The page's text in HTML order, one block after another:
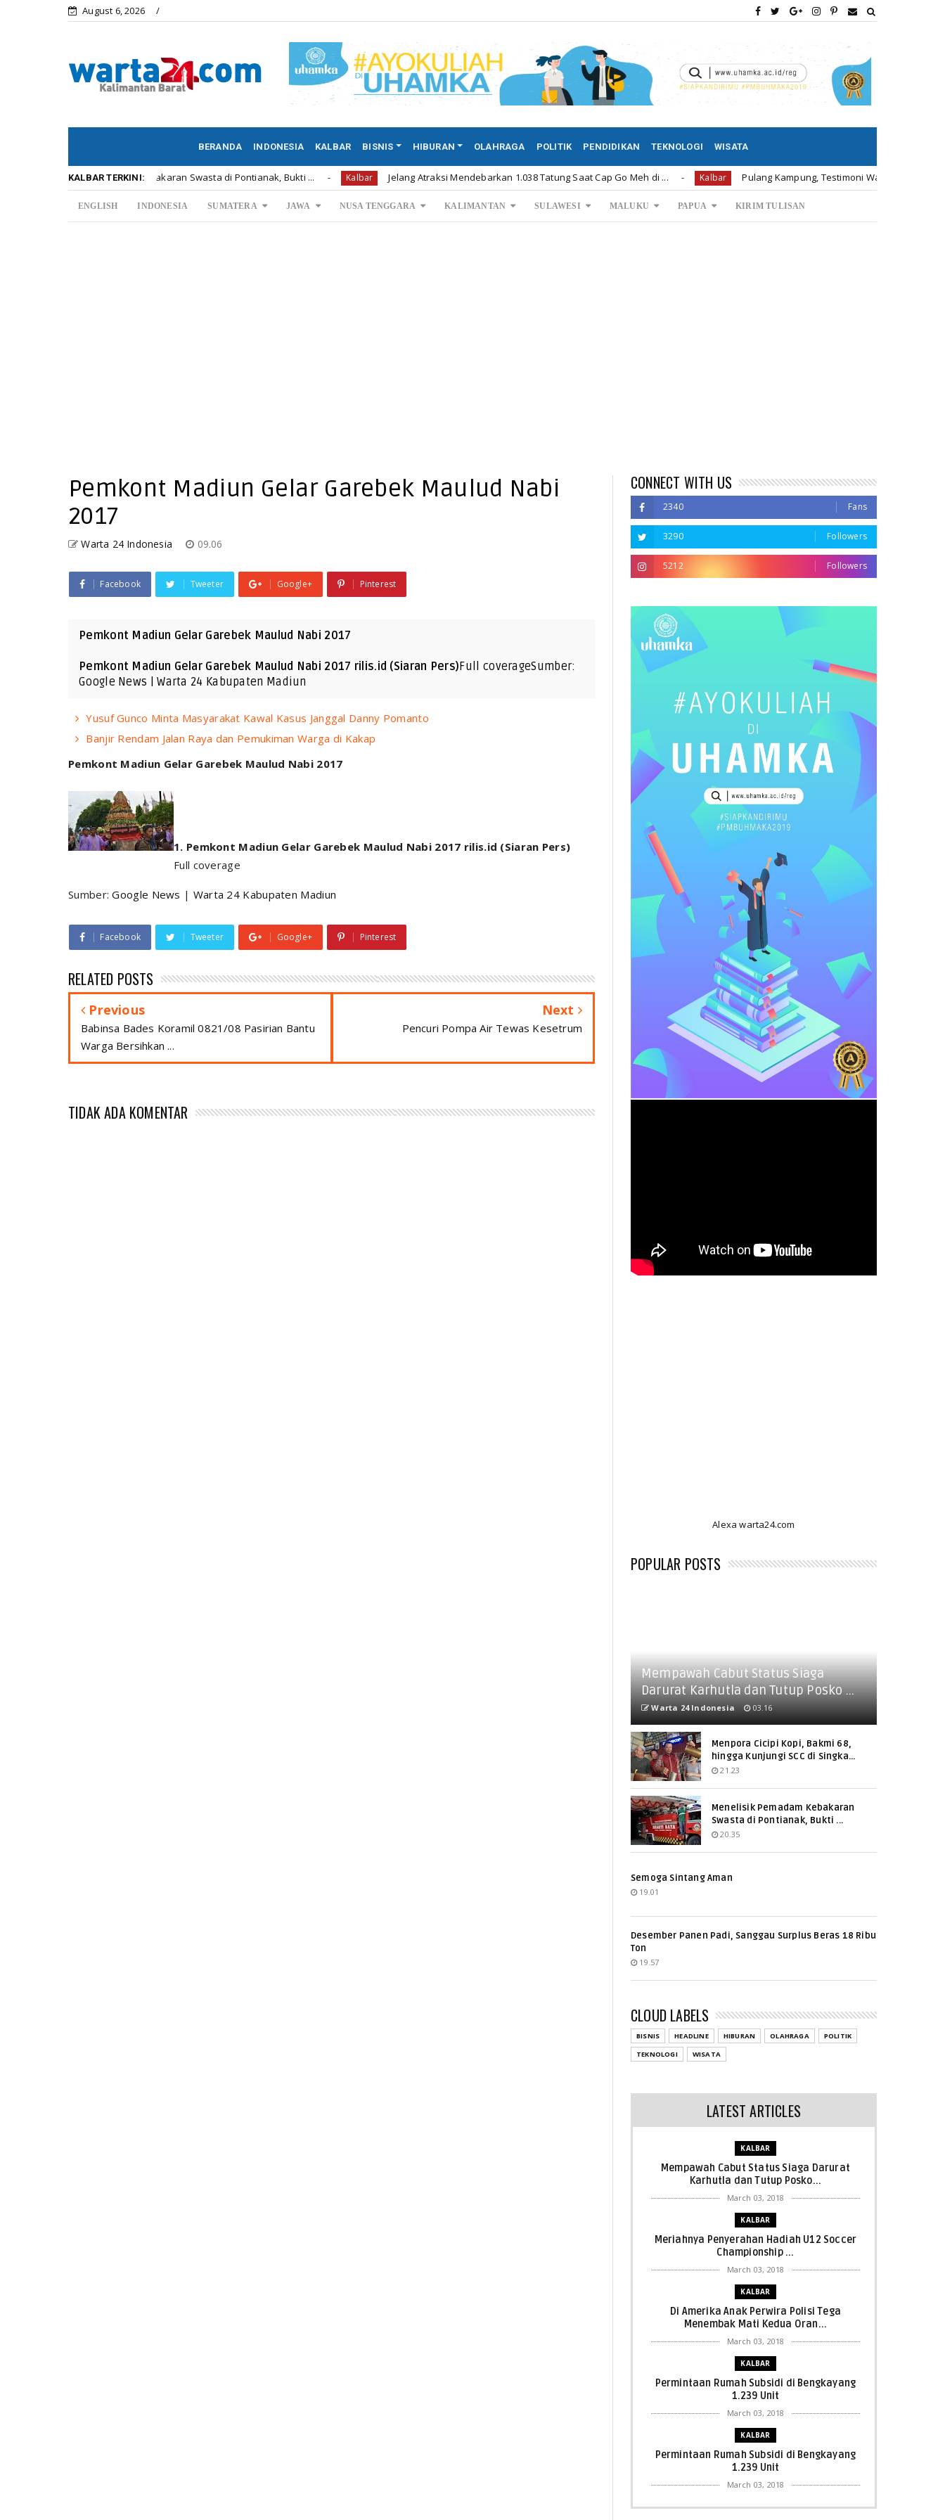
August 6, 2026
BERANDA INDONESIA KALBAR BISNIS HIBURAN OLAHRAGA POLITIK PENDIDIKAN TEKNOLOGI WISATA
KALBAR TERKINI:
Pemadam Kebakaran Swasta di Pontianak, Bukti ... Kalbar Jelang Atraksi Mendebarkan 1.038 Tatung Saat Cap Go Meh di ... Kalbar Pulang Kampung, Testimoni Warga Kalimantan Barat Soal
ENGLISH INDONESIA SUMATERA JAWA NUSA TENGGARA KALIMANTAN SULAWESI MALUKU PAPUA KIRIM TULISAN
Pemkont Madiun Gelar Garebek Maulud Nabi
2017
Warta 24 Indonesia 09.06
Facebook Tweeter Google+ Pinterest
Pemkont Madiun Gelar Garebek Maulud Nabi 2017
Pemkont Madiun Gelar Garebek Maulud Nabi 2017 rilis.id (Siaran Pers)Full coverageSumber:
Google News | Warta 24 Kabupaten Madiun
Yusuf Gunco Minta Masyarakat Kawal Kasus Janggal Danny Pomanto
Banjir Rendam Jalan Raya dan Pemukiman Warga di Kakap
Pemkont Madiun Gelar Garebek Maulud Nabi 2017
Pemkont Madiun Gelar Garebek Maulud Nabi 2017 rilis.id (Siaran Pers)
Full coverage
Sumber:Google News | Warta 24 Kabupaten Madiun
Facebook Tweeter Google+ Pinterest
RELATED POSTS
Previous
Babinsa Bades Koramil 0821/08 Pasirian Bantu
Warga Bersihkan ...
Next
Pencuri Pompa Air Tewas Kesetrum
TIDAK ADA KOMENTAR
CONNECT WITH US
2340 Fans
3290 Followers
5212 Followers
Alexa warta24.com
POPULAR POSTS
Mempawah Cabut Status Siaga
Darurat Karhutla dan Tutup Posko ...
Warta 24 Indonesia 03.16
Menpora Cicipi Kopi, Bakmi 68,
hingga Kunjungi SCC di Singka...
21.23
Menelisik Pemadam Kebakaran
Swasta di Pontianak, Bukti ...
20.35
Semoga Sintang Aman
19.01
Desember Panen Padi, Sanggau Surplus Beras 18 Ribu
Ton
19.57
CLOUD LABELS
BISNIS HEADLINE HIBURAN OLAHRAGA
POLITIK
TEKNOLOGI
WISATA
LATEST ARTICLES
KALBAR
Mempawah Cabut Status Siaga Darurat
Karhutla dan Tutup Posko...
March 03, 2018
KALBAR
Meriahnya Penyerahan Hadiah U12 Soccer
Championship ...
March 03, 2018
KALBAR
Di Amerika Anak Perwira Polisi Tega
Menembak Mati Kedua Oran...
March 03, 2018
KALBAR
Permintaan Rumah Subsidi di Bengkayang
1.239 Unit
March 03, 2018
KALBAR
Permintaan Rumah Subsidi di Bengkayang
1.239 Unit
March 03, 2018
KALBAR